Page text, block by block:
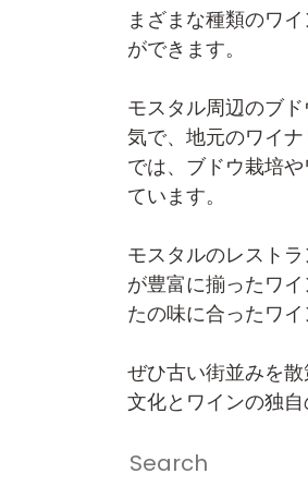
まざまな種類のワ
ができます。
モスタル周辺のブ
気で、地元のワイ
では、ブドウ栽培
ています。
モスタルのレスト
が豊富に揃ったワ
たの味に合ったワ
ぜひ古い街並みを
文化とワインの独